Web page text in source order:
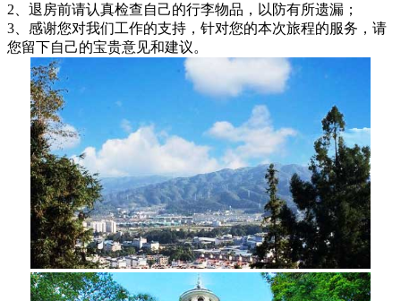
2、退房前请认真检查自己的行李物品，以防有所遗漏；
3、感谢您对我们工作的支持，针对您的本次旅程的服务，请
您留下自己的宝贵意见和建议。